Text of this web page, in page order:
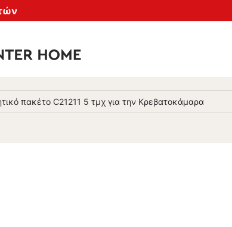
πακέτο C21211 5 τμχ για την Κρεβατοκάμαρα